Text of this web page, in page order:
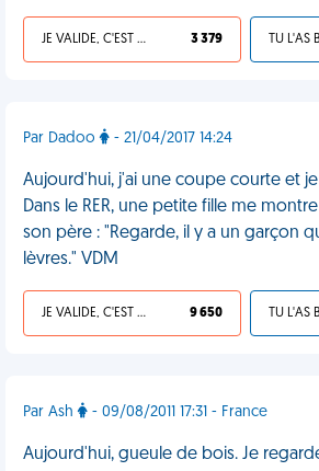
JE VALIDE, C'EST UNE VDM 3 379
Par Dadoo - 21/04/2017 14:24
Aujourd'hui, j'ai une coupe courte et
Dans le RER, une petite fille me
son père : "Regarde, il y a un garçon
lèvres." VDM
JE VALIDE, C'EST UNE VDM 9 650
Par Ash - 09/08/2011 17:31 - France
Aujourd'hui, gueule de bois. Je